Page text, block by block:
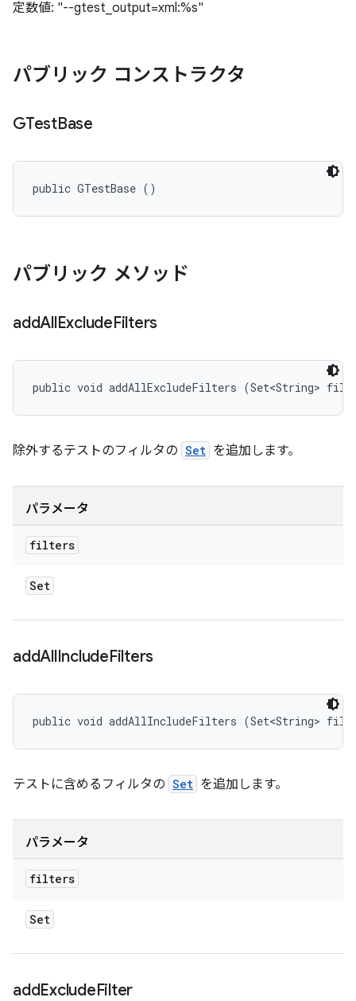
定数値: "--gtest_output=xml:%s"
パブリック コンストラクタ
GTestBase
public GTestBase ()
パブリック メソッド
addAllExcludeFilters
public void addAllExcludeFilters (Set<String>
除外するテストのフィルタの Set を追加します。
パラメータ
filters
Set
addAllIncludeFilters
public void addAllIncludeFilters (Set<String>
テストに含めるフィルタの Set を追加します。
パラメータ
filters
Set
addExcludeFilter